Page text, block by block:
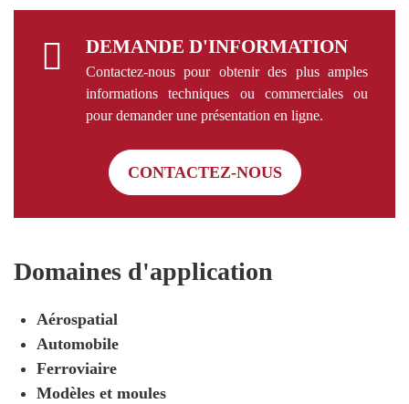
DEMANDE D'INFORMATION
Contactez-nous pour obtenir des plus amples
informations techniques ou commerciales ou
pour demander une présentation en ligne.
CONTACTEZ-NOUS
Domaines d'application
Aérospatial
Automobile
Ferroviaire
Modèles et moules